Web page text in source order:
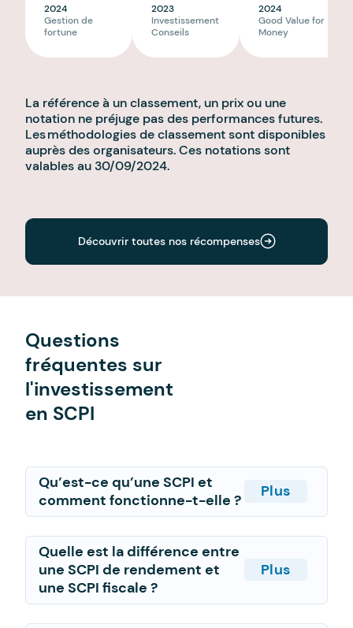
Découvrir toutes nos récompenses
2024
Gestion de
fortune
2023
Investissement
Conseils
2024
Good Value for
Money
La référence à un classement, un prix ou une
notation ne préjuge pas des performances futures.
Les méthodologies de classement sont disponibles
auprès des organisateurs. Ces notations sont
valables au 30/09/2024.
Questions
fréquentes sur
l'investissement
en SCPI
Qu’est-ce qu’une SCPI et
comment fonctionne-t-elle ?
Plus
Quelle est la différence entre
une SCPI de rendement et
une SCPI fiscale ?
Plus